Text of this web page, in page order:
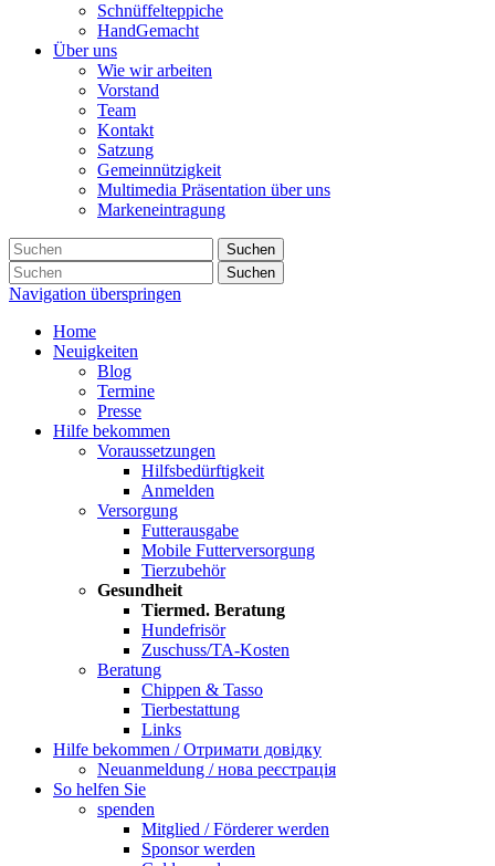
Schnüffelteppiche
HandGemacht
Über uns
Wie wir arbeiten
Vorstand
Team
Kontakt
Satzung
Gemeinnützigkeit
Multimedia Präsentation über uns
Markeneintragung
Suchen
Suchen
Navigation überspringen
Home
Neuigkeiten
Blog
Termine
Presse
Hilfe bekommen
Voraussetzungen
Hilfsbedürftigkeit
Anmelden
Versorgung
Futterausgabe
Mobile Futterversorgung
Tierzubehör
Gesundheit
Tiermed. Beratung
Hundefrisör
Zuschuss/TA-Kosten
Beratung
Chippen & Tasso
Tierbestattung
Links
Hilfe bekommen / Отримати довідку
Neuanmeldung / нова реєстрація
So helfen Sie
spenden
Mitglied / Förderer werden
Sponsor werden